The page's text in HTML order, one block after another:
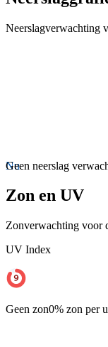
Neerslagverwachting
Nu
Geen neerslag
Zon en UV
Zonverwachting voor
UV Index
Geen zon0% zon per